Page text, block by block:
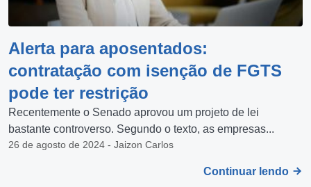
Alerta para aposentados:
contratação com isenção de FGTS
pode ter restrição
Recentemente o Senado aprovou um projeto de lei
bastante controverso. Segundo o texto, as empresas...
26 de agosto de 2024 - Jaizon Carlos
Continuar lendo